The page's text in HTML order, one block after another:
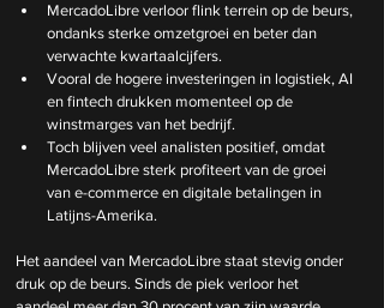
MercadoLibre verloor flink terrein op de beurs,
ondanks sterke omzetgroei en beter dan
verwachte kwartaalcijfers.
Vooral de hogere investeringen in logistiek, AI
en fintech drukken momenteel op de
winstmarges van het bedrijf.
Toch blijven veel analisten positief, omdat
MercadoLibre sterk profiteert van de groei
van e-commerce en digitale betalingen in
Latijns-Amerika.
Het aandeel van MercadoLibre staat stevig onder
druk op de beurs. Sinds de piek verloor het